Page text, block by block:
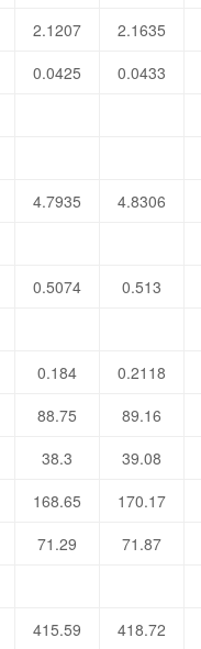
2.1207 2.1635
0.0425 0.0433
4.7935 4.8306
0.5074 0.513
0.184 0.2118
88.75 89.16
38.3 39.08
168.65 170.17
71.29 71.87
415.59 418.72